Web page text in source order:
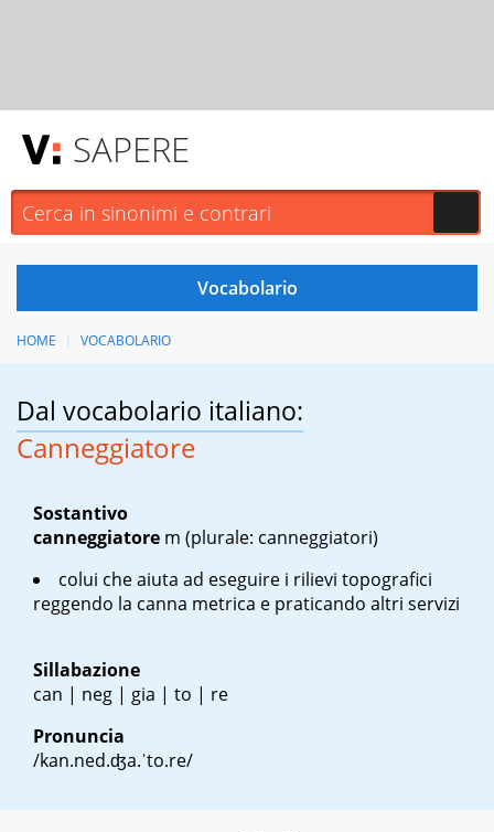
SAPERE
HOME VOCABOLARIO
Dal vocabolario italiano:
Canneggiatore
Sostantivo
canneggiatore m (plurale: canneggiatori)
colui che aiuta ad eseguire i rilievi topografici
reggendo la canna metrica e praticando altri servizi
Sillabazione
can | neg | gia | to | re
Pronuncia
/kan.ned.ʤa.ˈto.re/